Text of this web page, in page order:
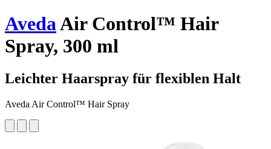
AvedaAir Control™ Hair
Spray, 300 ml
Leichter Haarspray für flexiblen Halt
Aveda Air Control™ Hair Spray